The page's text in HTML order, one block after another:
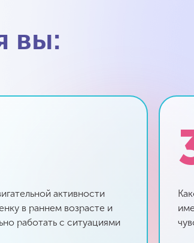
вы:
активности
в раннем возрасте и
работать с ситуациями